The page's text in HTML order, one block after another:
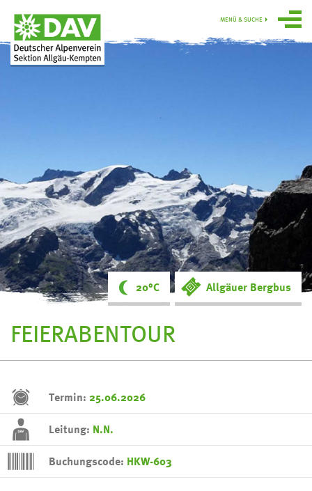
swoboda alpin
Service
Ortsgruppe
Obergünzburg
MENÜ & SUCHE
FEIERABENTOUR
20°C Allgäuer Bergbus
Termin: 25.06.2026
Leitung: N.N.
Buchungscode: HKW-603